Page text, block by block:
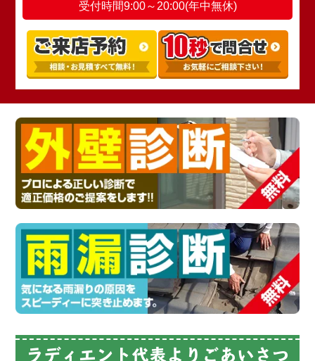
受付時間9:00～20:00(年中無休)
ラディエント代表よりごあいさつ